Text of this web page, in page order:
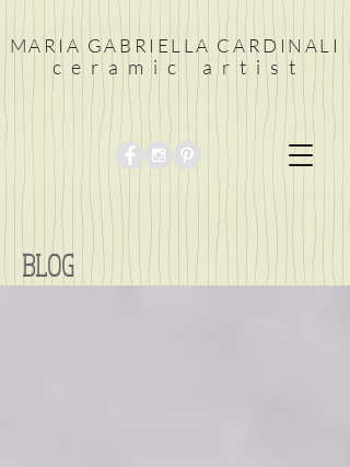
MARIA GABRIELLA CARDINALI
c e r a m i c a r t i s t
BLOG